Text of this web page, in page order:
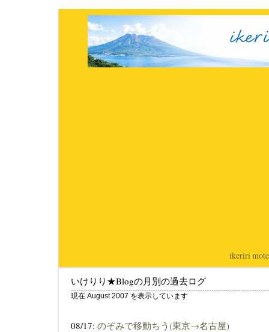
ikeriri|
いけりり★Blogの月別の過去ログ
現在 August 2007 を表示しています
08/17: のぞみで移動ちう(東京→名古屋)